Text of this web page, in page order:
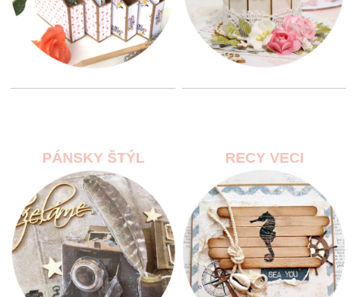
PÁNSKY ŠTÝL RECY VECI